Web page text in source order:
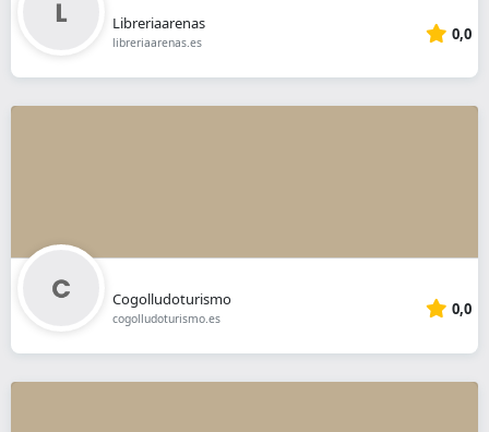
Libreriaarenas
libreriaarenas.es 0,0
Cogolludoturismo
cogolludoturismo.es 0,0